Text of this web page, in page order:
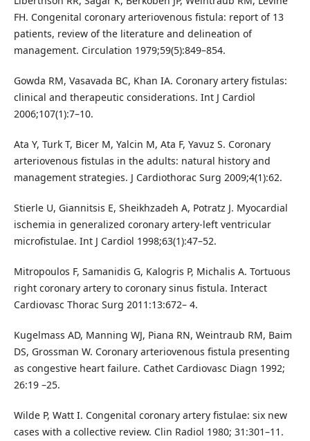
FH. Congenital coronary arteriovenous fistula: report of 13
patients, review of the literature and delineation of
management. Circulation 1979;59(5):849–854.
Gowda RM, Vasavada BC, Khan IA. Coronary artery fistulas:
clinical and therapeutic considerations. Int J Cardiol
2006;107(1):7–10.
Ata Y, Turk T, Bicer M, Yalcin M, Ata F, Yavuz S. Coronary
arteriovenous fistulas in the adults: natural history and
management strategies. J Cardiothorac Surg 2009;4(1):62.
Stierle U, Giannitsis E, Sheikhzadeh A, Potratz J. Myocardial
ischemia in generalized coronary artery-left ventricular
microfistulae. Int J Cardiol 1998;63(1):47–52.
Mitropoulos F, Samanidis G, Kalogris P, Michalis A. Tortuous
right coronary artery to coronary sinus fistula. Interact
Cardiovasc Thorac Surg 2011:13:672– 4.
Kugelmass AD, Manning WJ, Piana RN, Weintraub RM, Baim
DS, Grossman W. Coronary arteriovenous fistula presenting
as congestive heart failure. Cathet Cardiovasc Diagn 1992;
26:19 –25.
Wilde P, Watt I. Congenital coronary artery fistulae: six new
cases with a collective review. Clin Radiol 1980; 31:301–11.